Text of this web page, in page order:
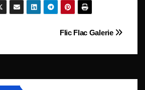
Flic Flac Galerie